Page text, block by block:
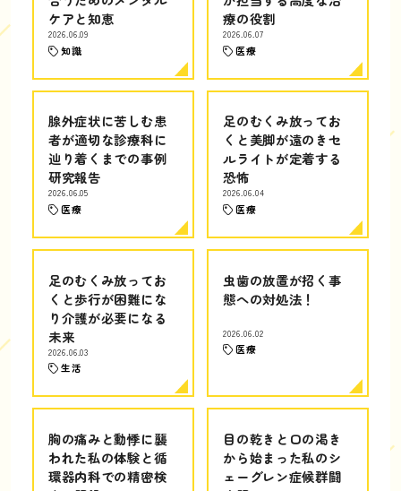
ケアと知恵
2026.06.09
知識
療の役割
2026.06.07
医療
腺外症状に苦しむ患
者が適切な診療科に
辿り着くまでの事例
研究報告
2026.06.05
医療
足のむくみ放ってお
くと美脚が遠のきセ
ルライトが定着する
恐怖
2026.06.04
医療
足のむくみ放ってお
くと歩行が困難にな
り介護が必要になる
未来
2026.06.03
生活
虫歯の放置が招く事
態への対処法！
2026.06.02
医療
胸の痛みと動悸に襲
われた私の体験と循
環器内科での精密検
目の乾きと口の渇き
から始まった私のシ
ェーグレン症候群闘